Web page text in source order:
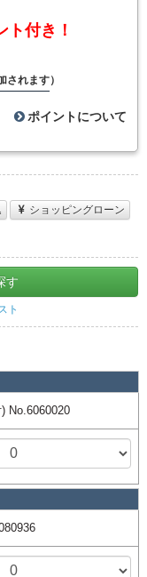
ト付き！
されます）
ポイントについて
ショッピングローン
す
ト
No.6060020